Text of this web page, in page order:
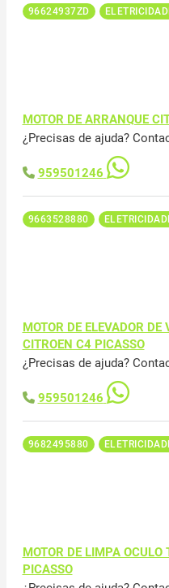
96624937ZD
MOTOR DE ARRANQUE
¿Precisas de ajuda?
959501246
9663528880
MOTOR DE ELEVADOR DE
CITROEN C4 PICASSO
¿Precisas de ajuda?
959501246
9682495880
MOTOR DE LIMPA OCULO
PICASSO